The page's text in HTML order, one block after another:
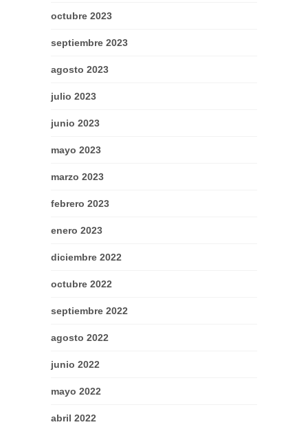
octubre 2023
septiembre 2023
agosto 2023
julio 2023
junio 2023
mayo 2023
marzo 2023
febrero 2023
enero 2023
diciembre 2022
octubre 2022
septiembre 2022
agosto 2022
junio 2022
mayo 2022
abril 2022